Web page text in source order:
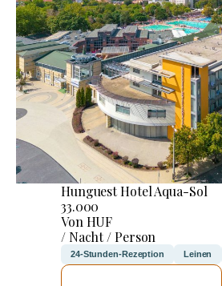
Hunguest Hotel Aqua-Sol
33.000
Von HUF
/ Nacht / Person
24-Stunden-Rezeption Leinen